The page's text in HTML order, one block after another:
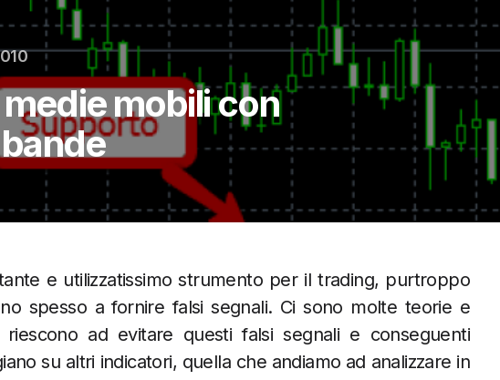
mobili con
e utilizzatissimo strumento per il trading, purtroppo
spesso a fornire falsi segnali. Ci sono molte teorie e
ad evitare questi falsi segnali e conseguenti
su altri indicatori, quella che andiamo ad analizzare in